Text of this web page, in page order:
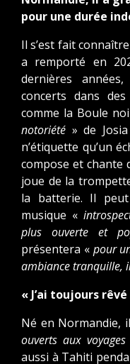
pour une durée
Il s’est fait
a remporté en
dernières
concerts dans
comme la Boule
notoriété » de
n’étiquette qu’un
compose et chante
joue de la
la batterie. Il
musique «
plus ouverte et
présentera « pour
ambiance tranquille,
« J’ai toujours
Né en Normandie,
ouverts aux voyages
aussi à Tahiti